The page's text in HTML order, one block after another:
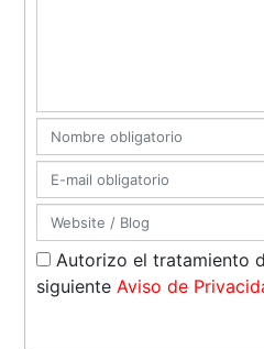
Autorizo el tratamiento
siguienteAviso de